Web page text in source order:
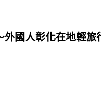
國人彰化在地輕